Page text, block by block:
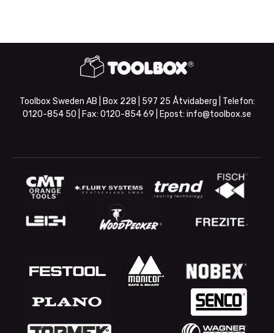
Toolbox Sweden AB | Box 228 | 597 25 Åtvidaberg | Telefon:
0120-854 50 | Fax: 0120-854 69 | Epost: info@toolbox.se